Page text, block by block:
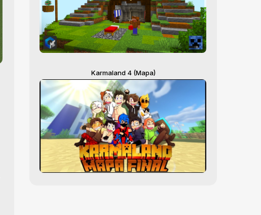
Karmaland 4 (Mapa)